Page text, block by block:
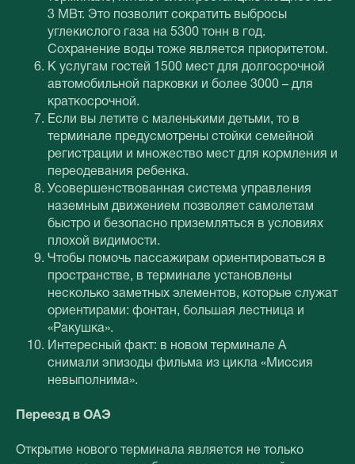
3 МВт. Это позволит сократить выбросы
углекислого газа на 5300 тонн в год.
Сохранение воды тоже является приоритетом.
К услугам гостей 1500 мест для долгосрочной
автомобильной парковки и более 3000 – для
краткосрочной.
Если вы летите с маленькими детьми, то в
терминале предусмотрены стойки семейной
регистрации и множество мест для кормления и
переодевания ребенка.
Усовершенствованная система управления
наземным движением позволяет самолетам
быстро и безопасно приземляться в условиях
плохой видимости.
Чтобы помочь пассажирам ориентироваться в
пространстве, в терминале установлены
несколько заметных элементов, которые служат
ориентирами: фонтан, большая лестница и
«Ракушка».
Интересный факт: в новом терминале А
снимали эпизоды фильма из цикла «Миссия
невыполнима».
Переезд в ОАЭ
Открытие нового терминала является не только